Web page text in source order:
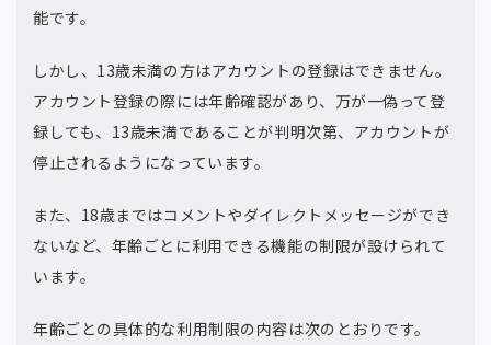
能です。
しかし、13歳未満の方はアカウントの登録はできません。
アカウント登録の際には年齢確認があり、万が一偽って登
録しても、13歳未満であることが判明次第、アカウントが
停止されるようになっています。
また、18歳まではコメントやダイレクトメッセージができ
ないなど、年齢ごとに利用できる機能の制限が設けられて
います。
年齢ごとの具体的な利用制限の内容は次のとおりです。